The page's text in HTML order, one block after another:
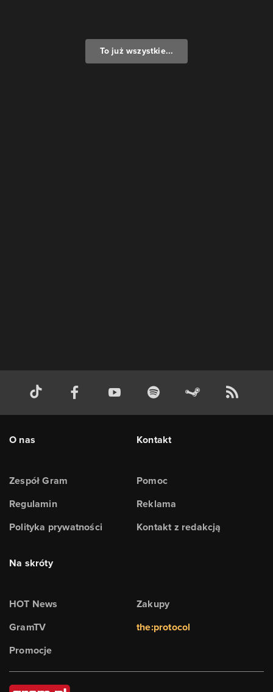
To już wszystkie...
O nas
Zespół Gram
Regulamin
Polityka prywatności
Kontakt
Pomoc
Reklama
Kontakt z redakcją
Na skróty
HOT News
GramTV
Promocje
Zakupy
the:protocol